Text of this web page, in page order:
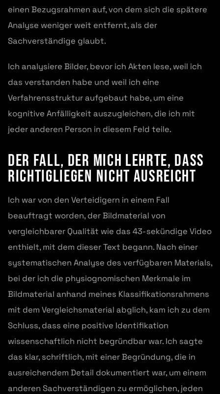
einen Bezugsrahmen auf, von dem sich die spätere
Analyse weniger weit entfernt, als der
Sachverständige glaubt.
Ich analysiere Bilder, bevor ich Akten lese, weil ich
das verstanden habe und weil ich eine
Verfahrensstruktur aufgebaut habe, um eine
kognitive Anfälligkeit auszugleichen, die ich mit
jeder anderen Person in diesem Feld teile.
Der Fall, der mich lehrte, dass
Richtigliegen nicht ausreicht
Ich war von den Verteidigern in einem Fall
beauftragt worden, der Bildmaterial von
vergleichbarer Qualität wie das 43-sekündige Video
enthielt, mit dem dieser Text begann. Nach einer
systematischen Analyse des verfügbaren Materials,
bei der ich die physiognomischen Merkmale im
Bildmaterial anhand meines Klassifikationsrahmens
mit dem Vergleichsmaterial abglich, kam ich zu dem
Schluss, dass eine positive Identifikation
wissenschaftlich nicht begründbar war. Ich sagte
das klar, schriftlich, mit einer Begründung, die in
ausreichendem Detail dokumentiert war, um einem
anderen Sachverständigen zu ermöglichen, jeden